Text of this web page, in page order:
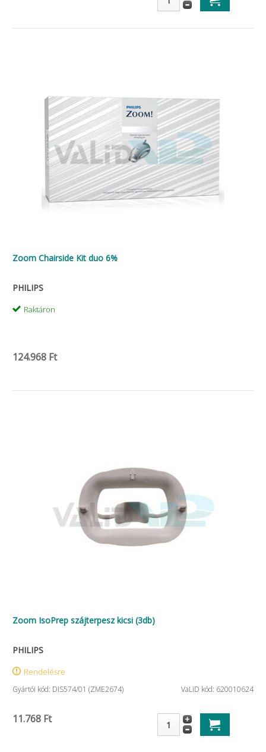
Zoom Chairside Kit duo 6%
PHILIPS
Raktáron
124.968 Ft
Zoom IsoPrep szájterpesz kicsi (3db)
PHILIPS
Rendelésre
Gyártói kód: DIS574/01 (ZME2674) VaLiD kód: 620010624
11.768 Ft